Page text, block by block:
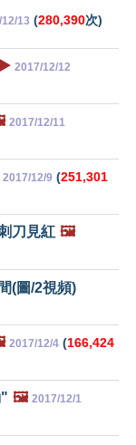
13 (280,390次)
2017/12/12
2017/12/11
2017/12/9 (251,301
刀見紅 🖼️
(圖/2視頻)
2017/12/4 (166,424
🖼️ 2017/12/1